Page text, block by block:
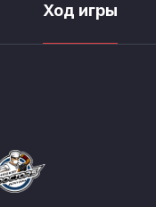
Ход игры